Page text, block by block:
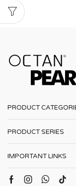
PRODUCT
PRODUCT SERIES
IMPORTANT LINKS